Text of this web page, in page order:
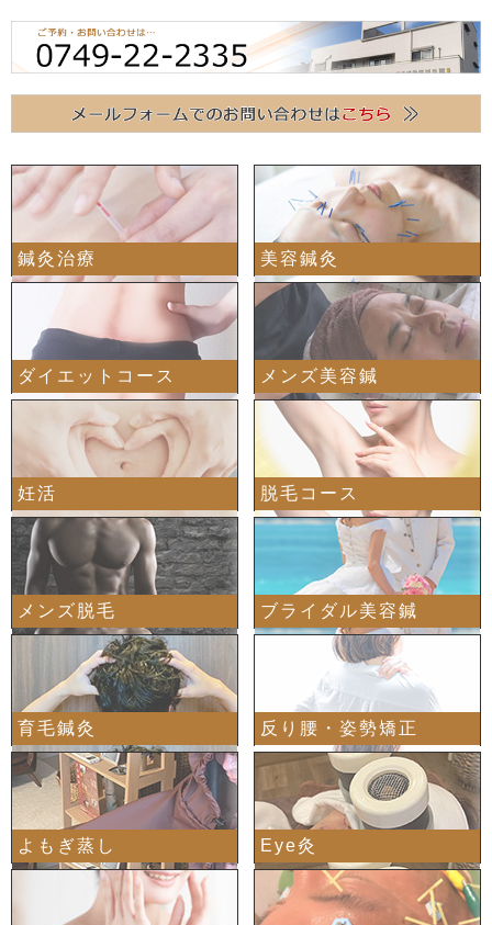
鍼灸治療 美容鍼灸
ダイエットコース メンズ美容鍼
妊活 脱毛コース
メンズ脱毛 ブライダル美容鍼
育毛鍼灸 反り腰・姿勢矯正
よもぎ蒸し Eye灸